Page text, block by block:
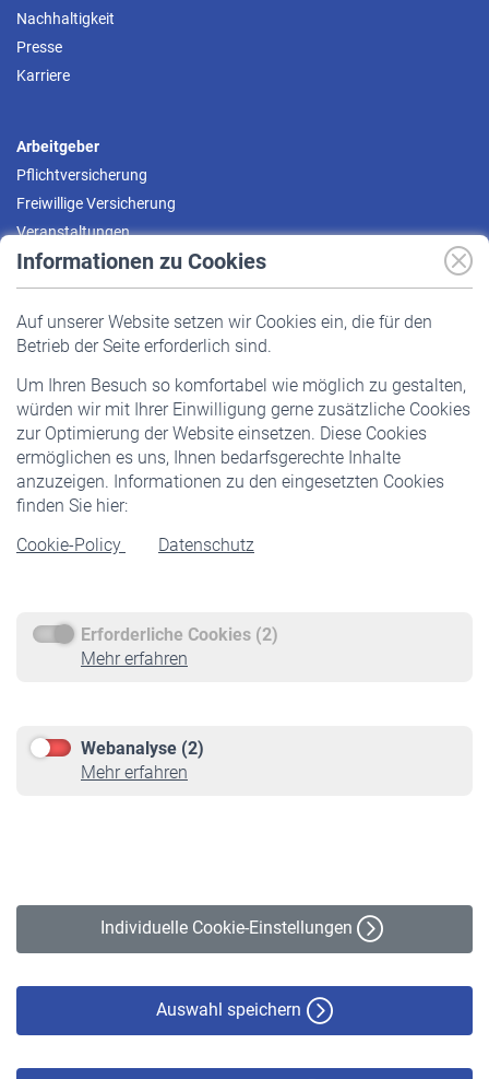
Informationen zu Cookies
Auf unserer Website setzen wir Cookies ein, die für den
Betrieb der Seite erforderlich sind.
Um Ihren Besuch so komfortabel wie möglich zu gestalten,
würden wir mit Ihrer Einwilligung gerne zusätzliche Cookies
zur Optimierung der Website einsetzen. Diese Cookies
ermöglichen es uns, Ihnen bedarfsgerechte Inhalte
anzuzeigen. Informationen zu den eingesetzten Cookies
finden Sie hier:
Cookie-Policy
Datenschutz
Erforderliche Cookies (2)
Mehr erfahren
Webanalyse (2)
Mehr erfahren
Individuelle Cookie-Einstellungen
Auswahl speichern
Nachhaltigkeit
Presse
Karriere
Arbeitgeber
Pflichtversicherung
Freiwillige Versicherung
Veranstaltungen
Pflichtversicherung
Staatliche Förderung
Veranstaltungen
Rentner
Rentenbeginn
Rente beantragen
Service
Informationen
Online-Rechner
VBLnewsletter
Erklärung zur Barrierefreiheit